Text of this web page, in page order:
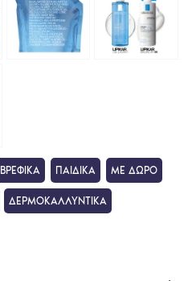
ΒΡΕΦΙΚΑ ΠΑΙΔΙΚΑ ΜΕ ΔΩΡΟ
ΔΕΡΜΟΚΑΛΛΥΝΤΙΚΑ